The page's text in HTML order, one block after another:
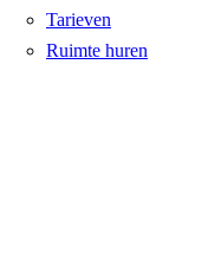
Tarieven
Ruimte huren